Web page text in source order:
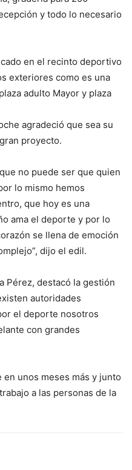
y todo lo necesario
en el recinto deportivo
exteriores como es una
adulto Mayor y plaza
agradeció que sea su
proyecto.
no puede ser que quien
lo mismo hemos
que hoy es una
ama el deporte y por lo
se llena de emoción
dijo el edil.
Pérez, destacó la gestión
autoridades
el deporte nosotros
con grandes
unos meses más y junto
a las personas de la